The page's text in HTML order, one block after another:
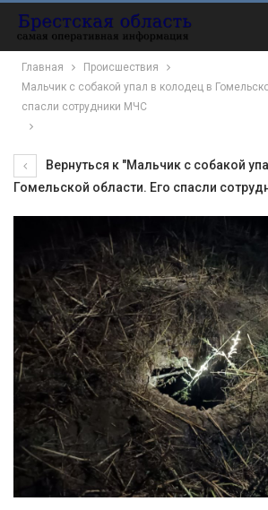
Главная
Происшествия
Мальчик с собакой упал в колодец в
спасли сотрудники МЧС
Вернуться к "Мальчик с собакой
Гомельской области. Его спасли